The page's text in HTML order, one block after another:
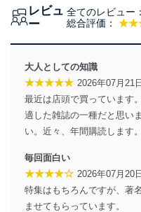
当社は、個人情報の取
達成に必要な範囲内で
得・利用・提供を行い
個人情報は、同意を得
供・開示は行いません
みを確実にするため、
ます。また、目的外利
措置を講じます。
法令遵守
当社は、個人情報に関
その他の規範を遵守し
に、これらの法令及び
レビュ
ー
総合評価：
全てのレビュー
大人としての知識
★★★★★ 2026年07月21
最近は店頭で買っています
適した雑誌の一種だと思い
い。近々、年間購読します。
毎回面白い
★★★★☆ 2026年07月20
特集はもちろんですが、著
ませてもらっています。